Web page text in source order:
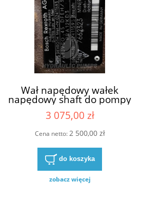
Wał napędowy wałek
napędowy shaft do pompy
hydraulicznej do pomp
hydraulicznych Bosch
A10VSO45DFEH/31R-
PRA12KD3
A10VS045DFEH/31R-
PRA12KD3 R902411593
3 075,00 zł
Cena netto:2 500,00 zł
do koszyka
zobacz więcej